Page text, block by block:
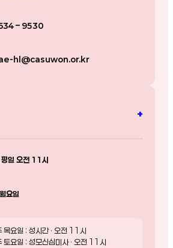
– 9530
hl@casuwon.or.kr
+
평일 오전 11시
요일
목요일 : 성시간 · 오전 11시
토요일 : 성모신심미사 · 오전 11시